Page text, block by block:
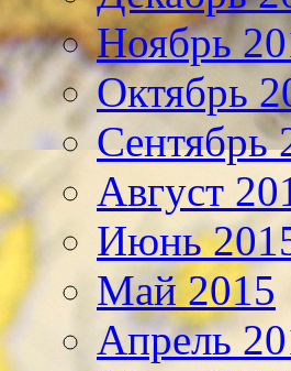
Ноябрь
Октябрь
Сентябрь
Август
Июнь
Май 2015
Апрель